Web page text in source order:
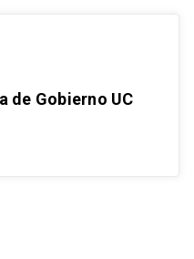
de Gobierno UC